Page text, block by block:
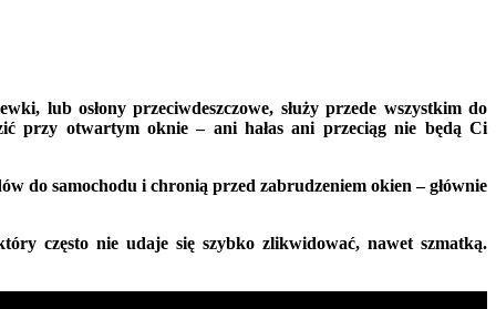
lub osłony przeciwdeszczowe, służy przede wszystkim do
przy otwartym oknie – ani hałas ani przeciąg nie będą Ci
do samochodu i chronią przed zabrudzeniem okien – głównie
często nie udaje się szybko zlikwidować, nawet szmatką.